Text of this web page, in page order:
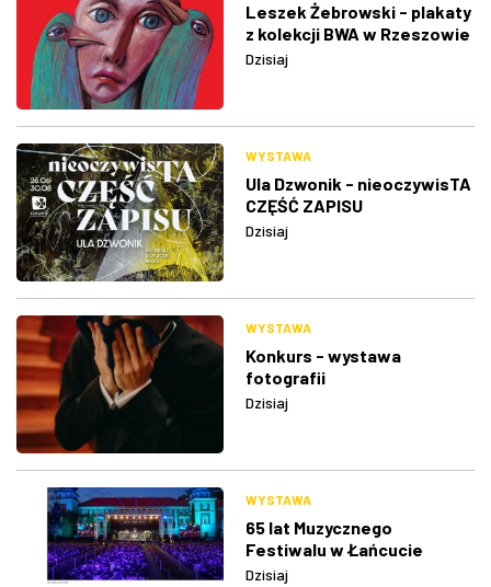
Leszek Żebrowski - plakaty
z kolekcji BWA w Rzeszowie
Dzisiaj
WYSTAWA
Ula Dzwonik - nieoczywisTA
CZĘŚĆ ZAPISU
Dzisiaj
WYSTAWA
Konkurs - wystawa
fotografii
Dzisiaj
WYSTAWA
65 lat Muzycznego
Festiwalu w Łańcucie
Dzisiaj